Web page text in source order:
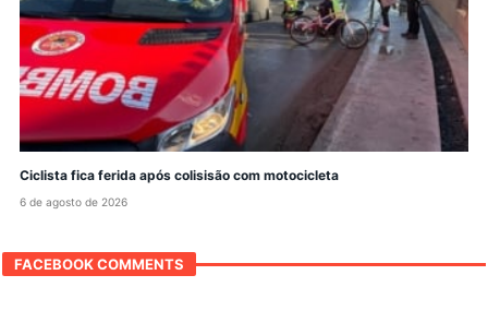
Ciclista fica ferida após colisisão com motocicleta
6 de agosto de 2026
FACEBOOK COMMENTS